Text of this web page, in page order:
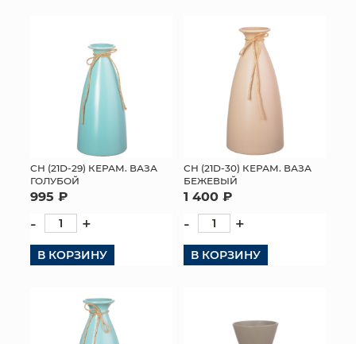
СН (21D-29) КЕРАМ. ВАЗА
ГОЛУБОЙ
995 ₽
- +
В КОРЗИНУ
СН (21D-30) КЕРАМ. ВАЗА
БЕЖЕВЫЙ
1 400 ₽
- +
В КОРЗИНУ